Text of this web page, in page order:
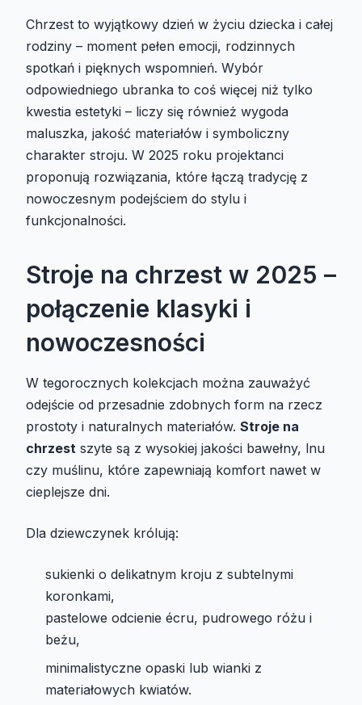
Chrzest to wyjątkowy dzień w życiu dziecka i całej
rodziny – moment pełen emocji, rodzinnych
spotkań i pięknych wspomnień. Wybór
odpowiedniego ubranka to coś więcej niż tylko
kwestia estetyki – liczy się również wygoda
maluszka, jakość materiałów i symboliczny
charakter stroju. W 2025 roku projektanci
proponują rozwiązania, które łączą tradycję z
nowoczesnym podejściem do stylu i
funkcjonalności.
Stroje na chrzest w 2025 –
połączenie klasyki i
nowoczesności
W tegorocznych kolekcjach można zauważyć
odejście od przesadnie zdobnych form na rzecz
prostoty i naturalnych materiałów. Stroje na
chrzest szyte są z wysokiej jakości bawełny, lnu
czy muślinu, które zapewniają komfort nawet w
cieplejsze dni.
Dla dziewczynek królują:
sukienki o delikatnym kroju z subtelnymi
koronkami,
pastelowe odcienie écru, pudrowego różu i
beżu,
minimalistyczne opaski lub wianki z
materiałowych kwiatów.